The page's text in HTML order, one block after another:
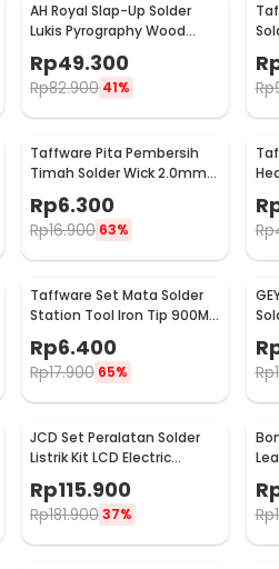
AH Royal Slap-Up Solder
Lukis Pyrography Wood
Carving Soldering Iron -
PAC904
Rp49.300
Rp82.900 41%
801
Rp
Taffware Pita Pembersih
Timah Solder Wick 2.0mm
1.5M - CP-2015
Rp6.300
Rp16.900 63% Rp
Taffware Set Mata Solder
Station Tool Iron Tip 900M-
T 5 PCS - BI5044
Rp6.400
Rp17.900 65% Rp
JCD Set Peralatan Solder
Listrik Kit LCD Electric
Soldering 80W 220V - CS-
908S A
Rp115.900
Rp181.90037% Rp